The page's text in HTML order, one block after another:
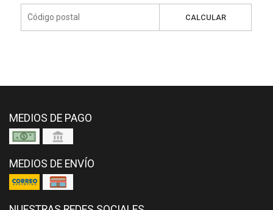
CALCULAR
MEDIOS DE PAGO
MEDIOS DE ENVÍO